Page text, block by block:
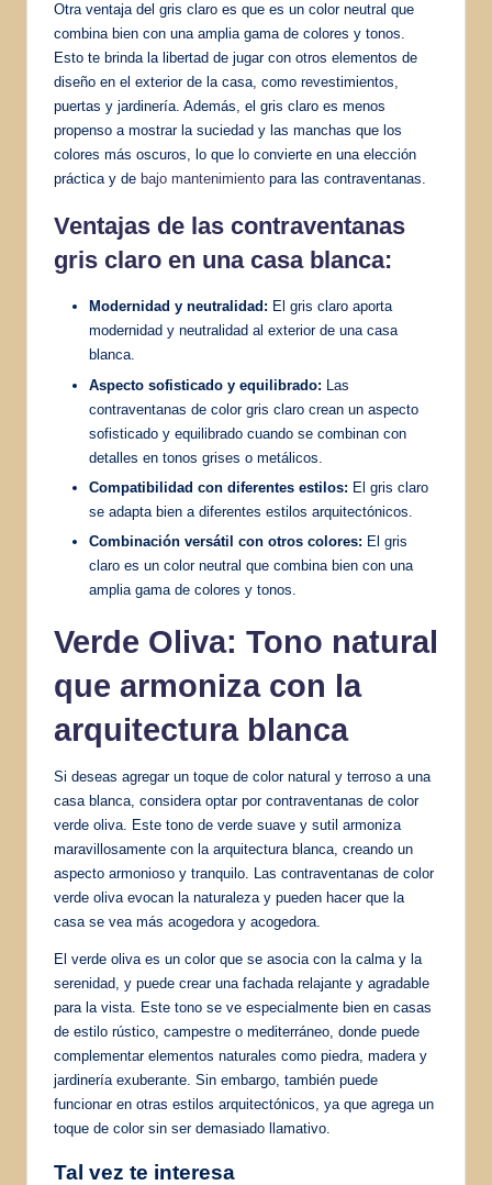
Otra ventaja del gris claro es que es un color neutral que
combina bien con una amplia gama de colores y tonos.
Esto te brinda la libertad de jugar con otros elementos de
diseño en el exterior de la casa, como revestimientos,
puertas y jardinería. Además, el gris claro es menos
propenso a mostrar la suciedad y las manchas que los
colores más oscuros, lo que lo convierte en una elección
práctica y de bajo mantenimiento para las contraventanas.
Ventajas de las contraventanas
gris claro en una casa blanca:
Modernidad y neutralidad: El gris claro aporta
modernidad y neutralidad al exterior de una casa
blanca.
Aspecto sofisticado y equilibrado: Las
contraventanas de color gris claro crean un aspecto
sofisticado y equilibrado cuando se combinan con
detalles en tonos grises o metálicos.
Compatibilidad con diferentes estilos: El gris claro
se adapta bien a diferentes estilos arquitectónicos.
Combinación versátil con otros colores: El gris
claro es un color neutral que combina bien con una
amplia gama de colores y tonos.
Verde Oliva: Tono natural
que armoniza con la
arquitectura blanca
Si deseas agregar un toque de color natural y terroso a una
casa blanca, considera optar por contraventanas de color
verde oliva. Este tono de verde suave y sutil armoniza
maravillosamente con la arquitectura blanca, creando un
aspecto armonioso y tranquilo. Las contraventanas de color
verde oliva evocan la naturaleza y pueden hacer que la
casa se vea más acogedora y acogedora.
El verde oliva es un color que se asocia con la calma y la
serenidad, y puede crear una fachada relajante y agradable
para la vista. Este tono se ve especialmente bien en casas
de estilo rústico, campestre o mediterráneo, donde puede
complementar elementos naturales como piedra, madera y
jardinería exuberante. Sin embargo, también puede
funcionar en otras estilos arquitectónicos, ya que agrega un
toque de color sin ser demasiado llamativo.
Tal vez te interesa